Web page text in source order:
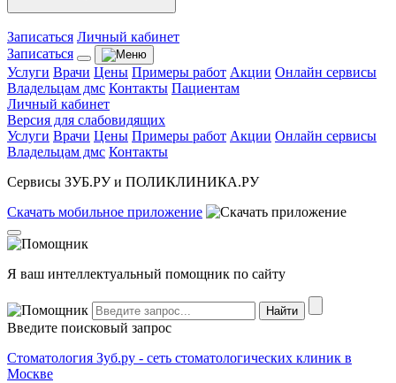
Записаться Личный кабинет
Записаться
Услуги Врачи Цены Примеры работ Акции Онлайн сервисы
Владельцам дмс Контакты Пациентам
Личный кабинет
Версия для слабовидящих
Услуги Врачи Цены Примеры работ Акции Онлайн сервисы
Владельцам дмс Контакты
Сервисы ЗУБ.РУ и ПОЛИКЛИНИКА.РУ
Скачать мобильное приложение
Я ваш интеллектуальный помощник по сайту
Введите поисковый запрос
Стоматология Зуб.ру - сеть стоматологических клиник в
Москве